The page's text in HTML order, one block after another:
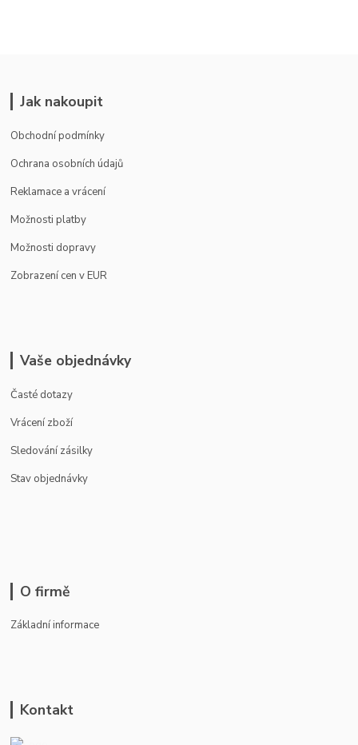
Jak nakoupit
Obchodní podmínky
Ochrana osobních údajů
Reklamace a vrácení
Možnosti platby
Možnosti dopravy
Zobrazení cen v EUR
Vaše objednávky
Časté dotazy
Vrácení zboží
Sledování zásilky
Stav objednávky
O firmě
Základní informace
Kontakt